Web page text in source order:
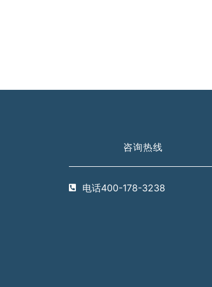
咨询热线
电话400-178-3238